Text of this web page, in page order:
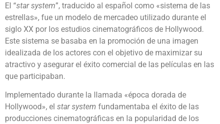
El “star system”, traducido al español como «sistema de las
estrellas», fue un modelo de mercadeo utilizado durante el
siglo XX por los estudios cinematográficos de Hollywood.
Este sistema se basaba en la promoción de una imagen
idealizada de los actores con el objetivo de maximizar su
atractivo y asegurar el éxito comercial de las películas en las
que participaban.
Implementado durante la llamada «época dorada de
Hollywood», el star system fundamentaba el éxito de las
producciones cinematográficas en la popularidad de los